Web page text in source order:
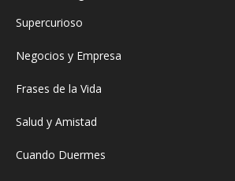
Supercurioso
Negocios y Empresa
Frases de la Vida
Salud y Amistad
Cuando Duermes